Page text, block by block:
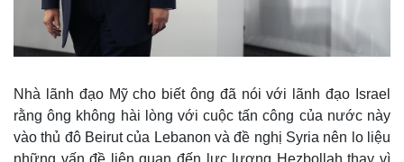
Nhà lãnh đạo Mỹ cho biết ông đã nói với lãnh đạo Israel
rằng ông không hài lòng với cuộc tấn công của nước này
vào thủ đô Beirut của Lebanon và đề nghị Syria nên lo liệu